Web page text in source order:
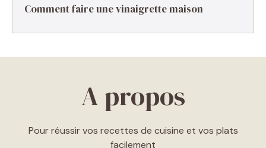
Comment faire une vinaigrette maison ​
A propos
Pour réussir vos recettes de cuisine et vos plats
facilement